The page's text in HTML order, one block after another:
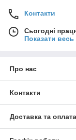
Контакти
Сьогодні
Показати
Про нас
Контакти
Доставка та оплата